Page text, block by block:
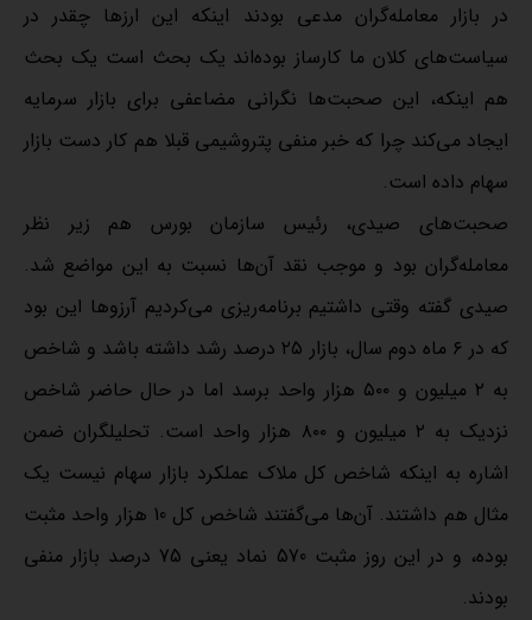
در بازار معامله‌گران مدعی بودند اینکه این ارزها چقدر در
سیاست‌های کلان ما کارساز بوده‌اند یک بحث است یک بحث
هم اینکه، این صحبت‌ها نگرانی‌ مضاعفی برای بازار سرمایه
ایجاد می‌کند چرا که خبر منفی پتروشیمی قبلا هم کار دست بازار
سهام داده است.
صحبت‌های صیدی، رئیس سازمان بورس هم زیر نظر
معامله‌گران بود و موجب نقد آن‌ها نسبت به این مواضع شد.
صیدی گفته وقتی داشتیم برنامه‌ریزی می‌کردیم آرزوها این بود
که در ۶ ماه دوم سال، بازار ۲۵ درصد رشد داشته باشد و شاخص
به ۲ میلیون و ۵۰۰ هزار واحد برسد اما در حال حاضر شاخص
نزدیک به ۲ میلیون و ۸۰۰ هزار واحد است. تحلیلگران ضمن
اشاره به اینکه شاخص کل ملاک عملکرد بازار سهام نیست یک
مثال هم داشتند. آن‌ها می‌گفتند شاخص کل 10 هزار واحد مثبت
بوده،‌ و در این روز مثبت 570 نماد یعنی 75 درصد بازار منفی
بودند.